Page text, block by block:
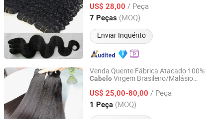
US$ 28,00 / Peça
7 Peças (MOQ)
Enviar Inquérito
Henan, China Desde 2004
Venda Quente Fábrica Atacado 100%
CabeloVirgem Brasileiro/Malásio
Úmido Ondulado Extensão
HumanoPacote
US$ 25,00-80,00 / Peça
1 Peça (MOQ)
Guangzhou Beimeijia Trading Co., Ltd.
Guangdong, China Desde 2023